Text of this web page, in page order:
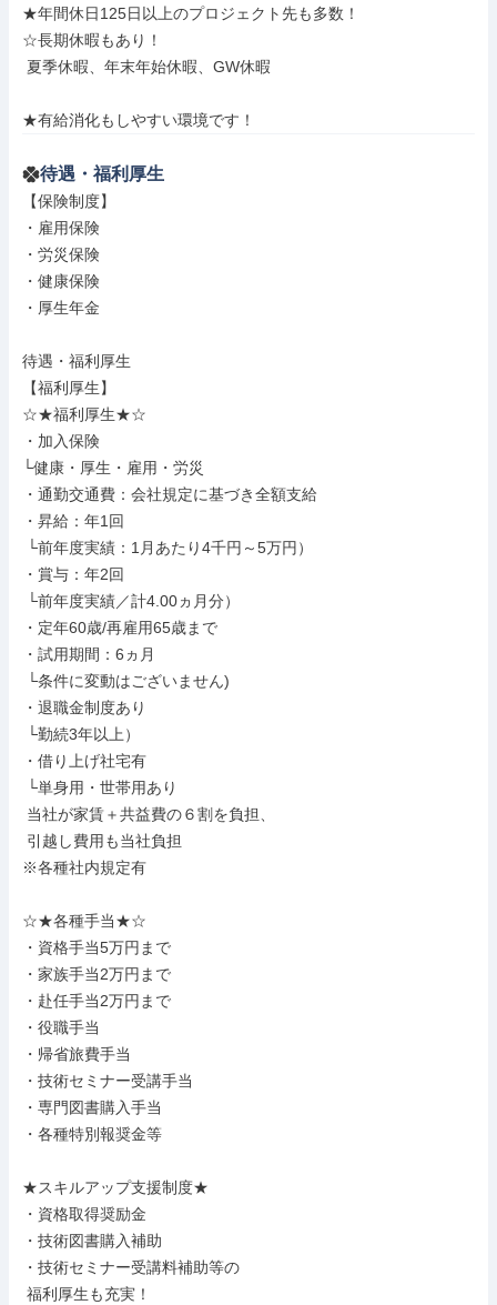
★年間休日125日以上のプロジェクト先も多数！
☆長期休暇もあり！
★有給消化もしやすい環境です！
待遇・福利厚生
【保険制度】
・雇用保険
・労災保険
・健康保険
・厚生年金
待遇・福利厚生
【福利厚生】
☆★福利厚生★☆
・加入保険
└健康・厚生・雇用・労災
・通勤交通費：会社規定に基づき全額支給
・昇給：年1回
・賞与：年2回
・定年60歳/再雇用65歳まで
・試用期間：6ヵ月
・退職金制度あり
・借り上げ社宅有
※各種社内規定有
☆★各種手当★☆
・資格手当5万円まで
・家族手当2万円まで
・赴任手当2万円まで
・役職手当
・帰省旅費手当
・技術セミナー受講手当
・専門図書購入手当
・各種特別報奨金等
★スキルアップ支援制度★
・資格取得奨励金
・技術図書購入補助
・技術セミナー受講料補助等の
福利厚生も充実！